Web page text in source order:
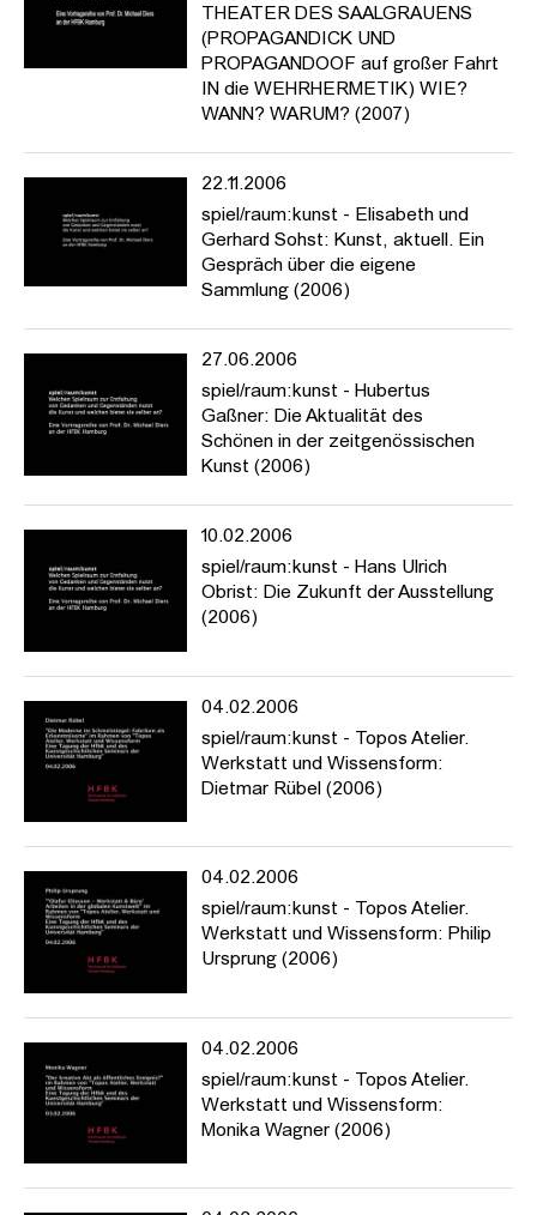
THEATER DES SAALGRAUENS
(PROPAGANDICK UND
PROPAGANDOOF auf großer Fahrt
IN die WEHRHERMETIK) WIE?
WANN? WARUM? (2007)
22.11.2006
spiel/raum:kunst - Elisabeth und
Gerhard Sohst: Kunst, aktuell. Ein
Gespräch über die eigene
Sammlung (2006)
27.06.2006
spiel/raum:kunst - Hubertus
Gaßner: Die Aktualität des
Schönen in der zeitgenössischen
Kunst (2006)
10.02.2006
spiel/raum:kunst - Hans Ulrich
Obrist: Die Zukunft der Ausstellung
(2006)
04.02.2006
spiel/raum:kunst - Topos Atelier.
Werkstatt und Wissensform:
Dietmar Rübel (2006)
04.02.2006
spiel/raum:kunst - Topos Atelier.
Werkstatt und Wissensform: Philip
Ursprung (2006)
04.02.2006
spiel/raum:kunst - Topos Atelier.
Werkstatt und Wissensform:
Monika Wagner (2006)